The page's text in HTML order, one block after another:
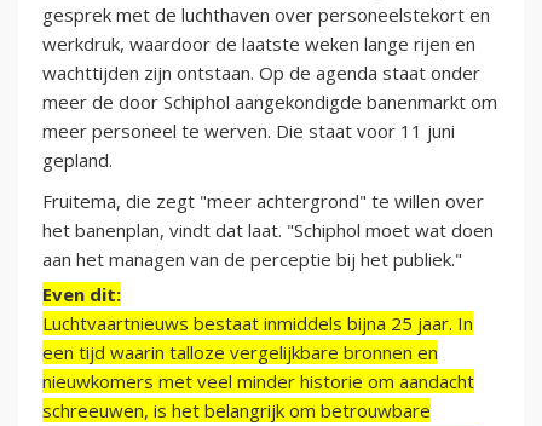
gesprek met de luchthaven over personeelstekort en
werkdruk, waardoor de laatste weken lange rijen en
wachttijden zijn ontstaan. Op de agenda staat onder
meer de door Schiphol aangekondigde banenmarkt om
meer personeel te werven. Die staat voor 11 juni
gepland.
Fruitema, die zegt "meer achtergrond" te willen over
het banenplan, vindt dat laat. "Schiphol moet wat doen
aan het managen van de perceptie bij het publiek."
Even dit:
Luchtvaartnieuws bestaat inmiddels bijna 25 jaar. In
een tijd waarin talloze vergelijkbare bronnen en
nieuwkomers met veel minder historie om aandacht
schreeuwen, is het belangrijk om betrouwbare